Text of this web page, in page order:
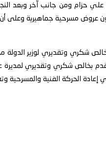
علي حزام ومن جانب آخر وبعد
عروض مسرحية جماهيرية وعلى أن
شكري وتقديري لوزير الدولة
بخالص شكري وتقديري
الحركة الفنية والمسرحية